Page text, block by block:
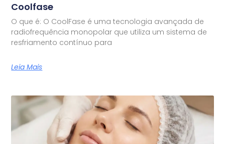
Coolfase
O que é: O CoolFase é uma tecnologia avançada de
radiofrequência monopolar que utiliza um sistema de
resfriamento contínuo para
Leia Mais